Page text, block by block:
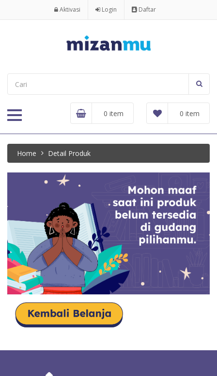
Aktivasi Login Daftar
0 item
0 item
Home Detail Produk